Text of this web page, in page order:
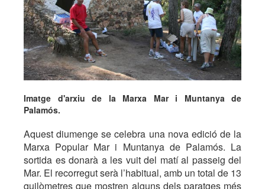
Imatge d'arxiu de la Marxa Mar i Muntanya de
Palamós.
Aquest diumenge se celebra una nova edició de la
Marxa Popular Mar i Muntanya de Palamós. La
sortida es donarà a les vuit del matí al passeig del
Mar. El recorregut serà l’habitual, amb un total de 13
quilòmetres que mostren alguns dels paratges més